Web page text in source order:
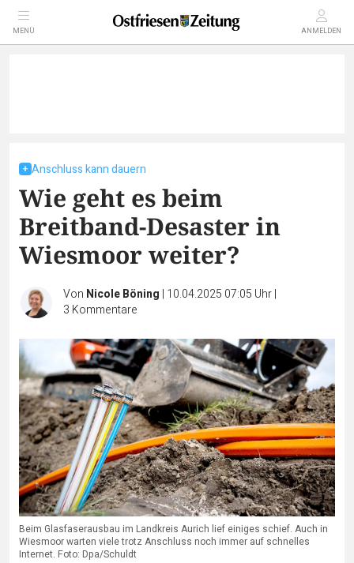
MENÜ ANMELDEN
Anschluss kann dauern
Wie geht es beim
Breitband-Desaster in
Wiesmoor weiter?
Von Nicole Böning | 10.04.2025 07:05 Uhr|
3 Kommentare
Beim Glasfaserausbau im Landkreis Aurich lief einiges schief. Auch in
Wiesmoor warten viele trotz Anschluss noch immer auf schnelles
Internet. Foto: Dpa/Schuldt